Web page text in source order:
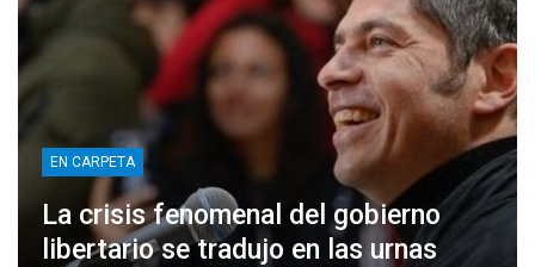
EN CARPETA
La crisis fenomenal del gobierno
libertario se tradujo en las urnas